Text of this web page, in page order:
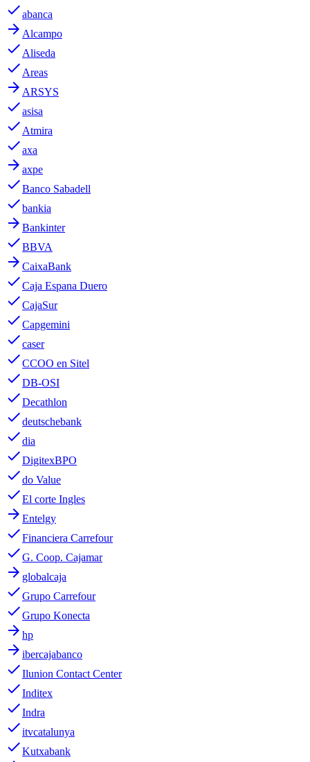
doneabanca
arrow_forward Alcampo
done Aliseda
done Areas
arrow_forward ARSYS
doneasisa
done Atmira
doneaxa
arrow_forward axpe
doneBanco Sabadell
donebankia
arrow_forward Bankinter
doneBBVA
arrow_forward CaixaBank
doneCaja Espana Duero
doneCajaSur
doneCapgemini
donecaser
doneCCOO en Sitel
doneDB-OSI
doneDecathlon
donedeutschebank
donedia
doneDigitexBPO
donedo Value
doneEl corte Ingles
arrow_forward Entelgy
doneFinanciera Carrefour
doneG. Coop. Cajamar
arrow_forward globalcaja
doneGrupo Carrefour
doneGrupo Konecta
arrow_forward hp
arrow_forward ibercajabanco
doneIlunion Contact Center
doneInditex
doneIndra
doneitvcatalunya
doneKutxabank